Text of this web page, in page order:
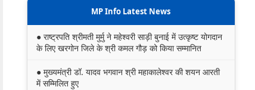
MP Info Latest News
● राष्ट्रपति श्रीमती मुर्मु ने महेश्वरी साड़ी बुनाई में उत्कृष्ट योगदान
के लिए खरगोन जिले के श्री कमल गौड़ को किया सम्मानित
● मुख्यमंत्री डॉ. यादव भगवान श्री महाकालेश्‍वर की शयन आरती
में सम्मिलित हुए